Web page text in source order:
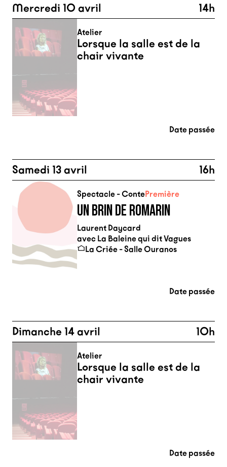
Mercredi 10 avril 14h
Atelier
Lorsque la salle est de la
chair vivante
Date passée
Samedi 13 avril 16h
Spectacle - ContePremière
UN BRIN DE ROMARIN
Laurent Daycard
avec La Baleine qui dit Vagues
La Criée - Salle Ouranos
Date passée
Dimanche 14 avril 10h
Atelier
Lorsque la salle est de la
chair vivante
Date passée